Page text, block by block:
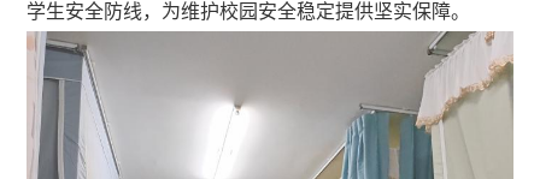
学生安全防线，为维护校园安全稳定提供坚实保障。